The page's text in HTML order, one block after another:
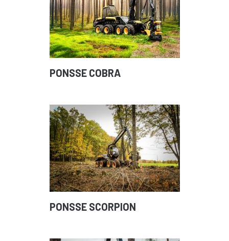
PONSSE COBRA
PONSSE SCORPION